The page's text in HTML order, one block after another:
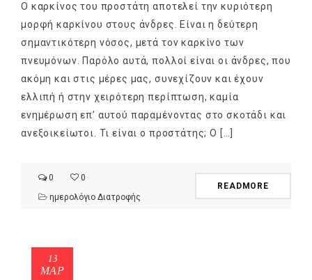
Ο καρκίνος του προστάτη αποτελεί την κυριότερη
μορφή καρκίνου στους άνδρες. Είναι η δεύτερη
σημαντικότερη νόσος, μετά τον καρκίνο των
πνευμόνων. Παρόλο αυτά, πολλοί είναι οι άνδρες, που
ακόμη και στις μέρες μας, συνεχίζουν και έχουν
ελλιπή ή στην χειρότερη περίπτωση, καμία
ενημέρωση επ’ αυτού παραμένοντας στο σκοτάδι και
ανεξοικείωτοι. Τι είναι ο προστάτης; Ο […]
0
0
ημερολόγιο Διατροφής
READMORE
13
ΜΑΡ